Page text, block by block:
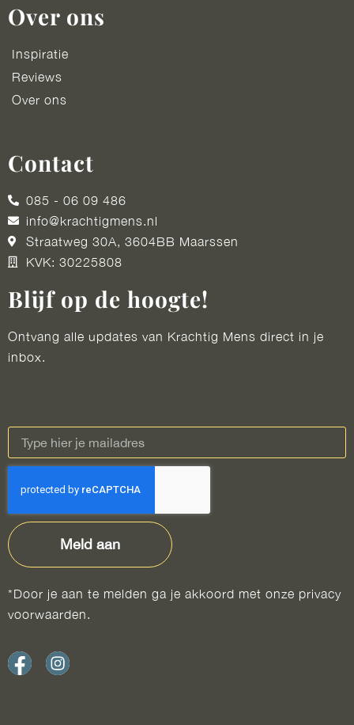
Over ons
Inspiratie
Reviews
Over ons
Contact
085 - 06 09 486
info@krachtigmens.nl
Straatweg 30A, 3604BB Maarssen
KVK: 30225808
Blijf op de hoogte!
Ontvang alle updates van Krachtig Mens direct in je
inbox.
Meld aan
*Door je aan te melden ga je akkoord met onze privacy
voorwaarden.